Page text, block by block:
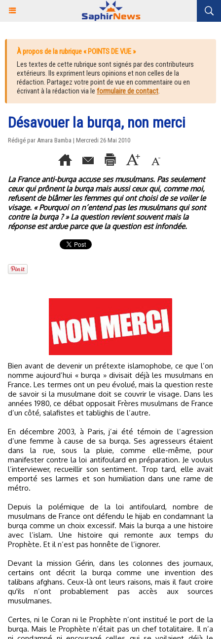
À propos de la rubrique « POINTS DE VUE »
Les textes de cette rubrique sont signés par des contributeurs
extérieurs. Ils expriment leurs opinions et non celles de la
rédaction. Partagez votre point de vue en commentaire ou en
écrivant à la rédaction via le formulaire de contact.
Désavouer la burqa, non merci
Rédigé par Amara Bamba | Mercredi 26 Mai 2010
La France anti-burqa accuse ses musulmans. Pas seulement
ceux qui prônent la burqa mais aussi ceux qui, comme moi,
refusent de blâmer les femmes qui ont choisi de se voiler le
visage. « Pourquoi on n’entend pas les musulmans qui sont
contre la burqa ? » La question revient souvent mais la
réponse est ardue parce que la question est infondée.
Bien avant de devenir un prétexte islamophobe, ce que l’on
nomme aujourd’hui « burqa » divisait déjà les musulmans en
France. Les termes ont un peu évolué, mais la question reste
de savoir si la musulmane doit se couvrir le visage. Dans les
années 1980, ce débat opposait Frères musulmans de France
d’un côté, salafistes et tablighis de l’autre.
En décembre 2003, à Paris, j’ai été témoin de l’agression
d’une femme à cause de sa burqa. Ses agresseurs étaient
dans la rue, sous la pluie, comme elle-même, pour
manifester contre la loi antifoulard en préparation. Je voulus
l’interviewer, recueillir son sentiment. Trop tard, elle avait
emporté ses larmes et son humiliation dans une rame de
métro.
Depuis la polémique de la loi antifoulard, nombre de
musulmans de France ont défendu le hijab en condamnant la
burqa comme un choix excessif. Mais la burqa a une histoire
avec l’islam. Une histoire qui remonte aux temps du
Prophète. Et il n’est pas honnête de l’ignorer.
Devant la mission Gérin, dans les colonnes des journaux,
certains ont décrit la burqa comme une invention des
talibans afghans. Ceux-là ont leurs raisons, mais il faut croire
qu'ils n’ont probablement pas accès aux sources
musulmanes.
Certes, ni le Coran ni le Prophète n’ont institué le port de la
burqa. Mais le Prophète n’était pas un chef totalitaire. Il n’a